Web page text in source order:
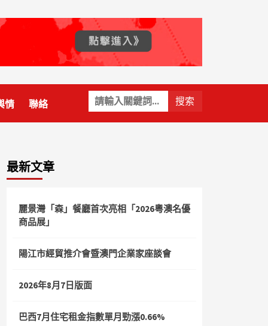
關
鍵
字:
情 聯絡
最新文章
麗景灣「森」餐廳首次亮相「2026粵澳名優
商品展」
陽江市經貿推介會暨澳門企業家座談會
2026年8月7日版面
巴西7月住宅租金指數單月勁漲0.66%